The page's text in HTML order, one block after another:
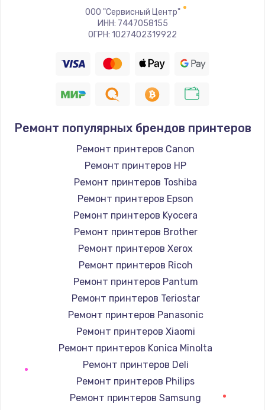
Заказать
Замена ТЭНа
Заказать
Замена шнура
Заказать
Замена / ремонт электронного модуля
управления
600 руб.
Заказать
Замена конфорки
Заказать
Замена платы сенсора
Заказать
Замена регулятора режимов конфорки
ООО "Сервисный Центр"
ИНН: 7447058155
ОГРН: 1027402319922
Ремонт популярных брендов принтеров
Ремонт принтеров Canon
Ремонт принтеров HP
Ремонт принтеров Toshiba
Ремонт принтеров Epson
Ремонт принтеров Kyocera
Ремонт принтеров Brother
Ремонт принтеров Xerox
Ремонт принтеров Ricoh
Ремонт принтеров Pantum
Ремонт принтеров Teriostar
Ремонт принтеров Panasonic
Ремонт принтеров Xiaomi
Ремонт принтеров Konica Minolta
Ремонт принтеров Deli
Ремонт принтеров Philips
Ремонт принтеров Samsung